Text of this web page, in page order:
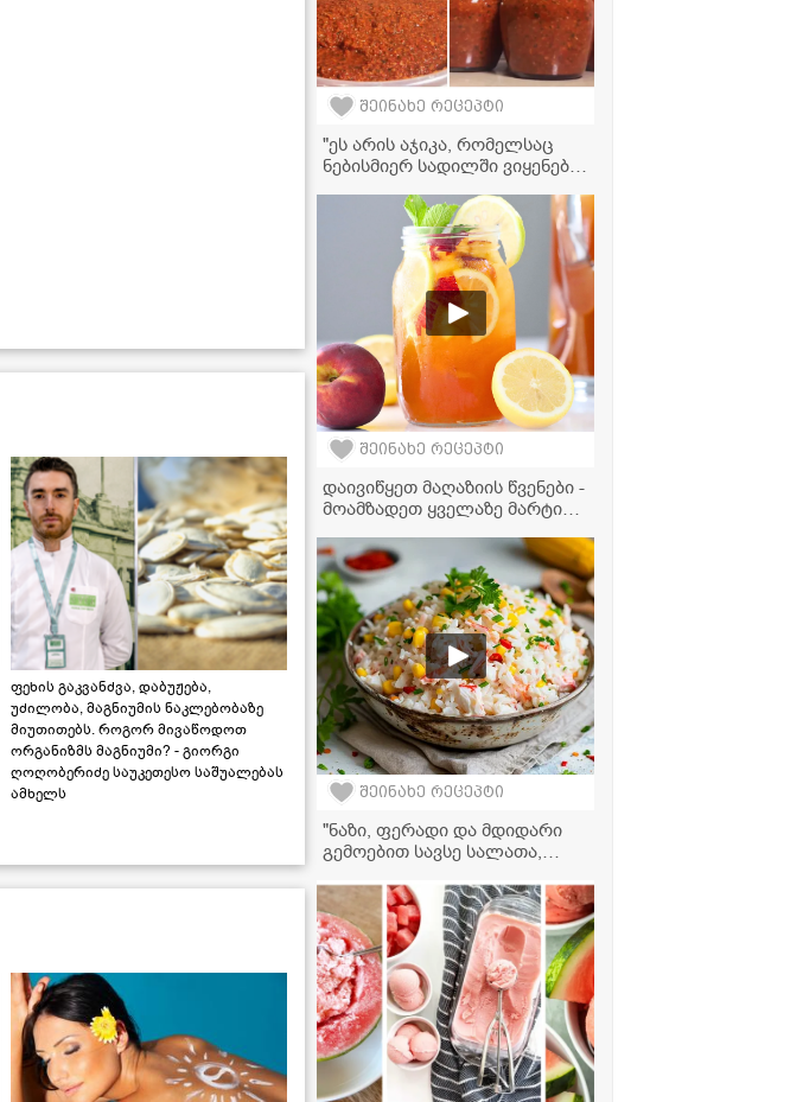
ფეხის გაკვანძვა, დაბუჟება,
უძილობა, მაგნიუმის ნაკლებობაზე
მიუთითებს. როგორ მივაწოდოთ
ორგანიზმს მაგნიუმი? - გიორგი
ღოღობერიძე საუკეთესო საშუალებას
ამხელს
შეინახე რეცეპტი
"ეს არის აჯიკა, რომელსაც
ნებისმიერ სადილში ვიყენებ
წასმულიც საოცრებაა!" -
აჯიკის ვიდეორეცეპტი
ტყემლით
შეინახე რეცეპტი
დაივიწყეთ მაღაზიის წვენები -
მოამზადეთ ყველაზე მარტივი
ლიმონათი სახლში!
შეინახე რეცეპტი
"ნაზი, ფერადი და მდიდარი
გემოებით სავსე სალათა,
მზადდება" - კრაბის სალათის
რეცეპტი